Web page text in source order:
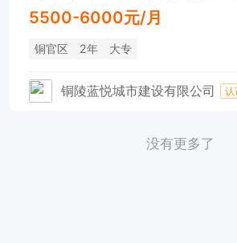
5500-6000元/月
铜官区 2年 大专
铜陵蓝悦城市建设有限公司 认
没有更多了